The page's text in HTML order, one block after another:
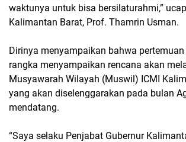
waktunya untuk bisa bersilaturahmi,”
Kalimantan Barat, Prof. Thamrin Usman.
Dirinya menyampaikan bahwa
rangka menyampaikan rencana akan
Musyawarah Wilayah (Muswil) ICMI
yang akan diselenggarakan pada bulan
mendatang.
“Saya selaku Penjabat Gubernur